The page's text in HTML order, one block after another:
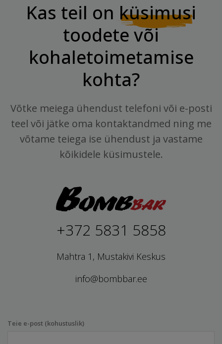
Kas teil on küsimusi
toodete või
kohaletoimetamise
kohta?
Võtke meiega ühendust telefoni või e-posti
teel või jätke oma kontaktandmed ning me
võtame teiega ise ühendust ja vastame
kõikidele küsimustele.
+372 5831 5858
Mahtra 1, Mustakivi Keskus
info@bombbar.ee
Teie e-post (kohustuslik)